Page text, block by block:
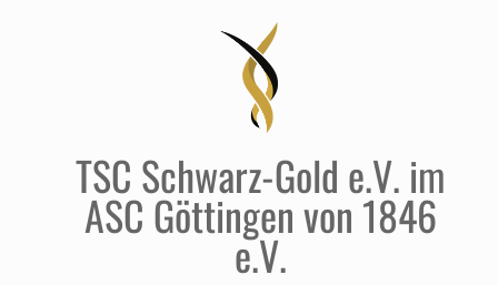
TSC Schwarz-Gold e.V. im
ASC Göttingen von 1846
e.V.